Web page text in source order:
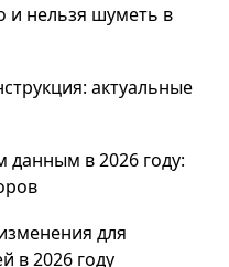
и нельзя шуметь в
актуальные
в 2026 году:
для
в 2026 году